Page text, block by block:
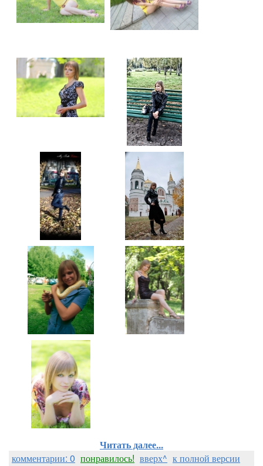
Читать далее...
комментарии: 0 понравилось! вверх^ к полной версии